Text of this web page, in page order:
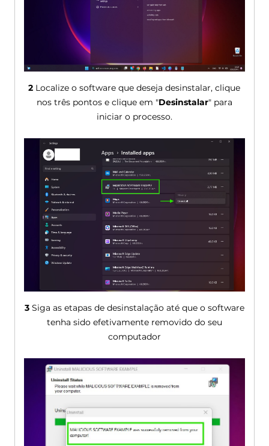
2 Localize o software que deseja desinstalar, clique
nos três pontos e clique em "Desinstalar" para
iniciar o processo.
3Siga as etapas de desinstalação até que o software
tenha sido efetivamente removido do seu
computador